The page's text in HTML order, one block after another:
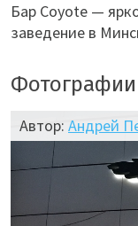
Бар Coyote —
заведение в
Автор: Андрей